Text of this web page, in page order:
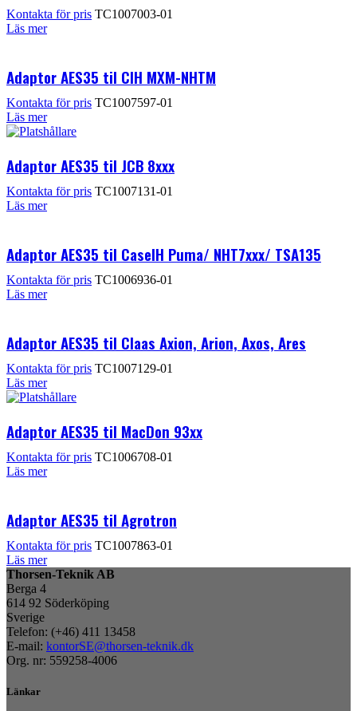
Kontakta för pris TC1007003-01
Läs mer
Adaptor AES35 til CIH MXM-NHTM
Kontakta för pris TC1007597-01
Läs mer
Adaptor AES35 til JCB 8xxx
Kontakta för pris TC1007131-01
Läs mer
Adaptor AES35 til CaseIH Puma/ NHT7xxx/ TSA135
Kontakta för pris TC1006936-01
Läs mer
Adaptor AES35 til Claas Axion, Arion, Axos, Ares
Kontakta för pris TC1007129-01
Läs mer
Adaptor AES35 til MacDon 93xx
Kontakta för pris TC1006708-01
Läs mer
Adaptor AES35 til Agrotron
Kontakta för pris TC1007863-01
Läs mer
Thorsen-Teknik AB
Berga 4
614 92 Söderköping
Sverige
Telefon: (+46) 411 13458
E-mail: kontorSE@thorsen-teknik.dk
Org. nr: 559258-4006
Länkar